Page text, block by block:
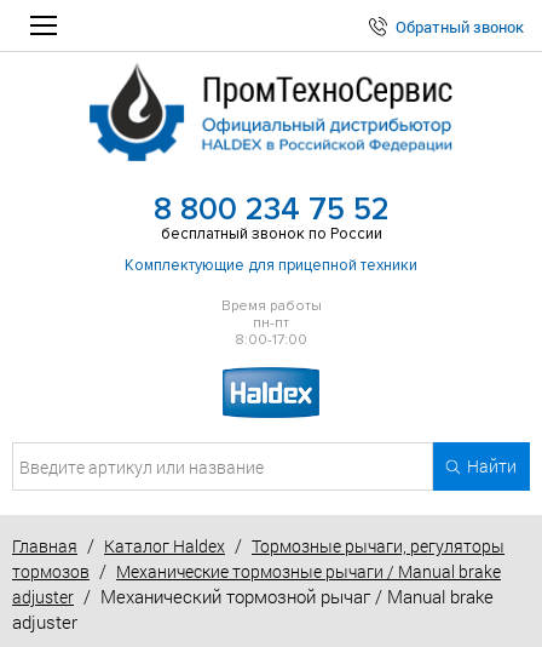
Обратный звонок
8 800 234 75 52
бесплатный звонок по России
Комплектующие для прицепной техники
Время работы
пн-пт
8:00-17:00
Найти
Главная / Каталог Haldex / Тормозные рычаги, регуляторы
тормозов / Механические тормозные рычаги / Manual brake
adjuster / Механический тормозной рычаг / Manual brake
adjuster